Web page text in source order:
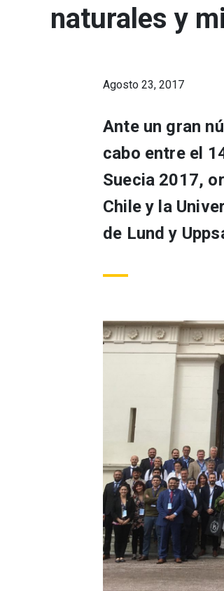
naturales y
Agosto 23, 2017
Ante un gran
cabo entre el
Suecia 2017,
Chile y la
de Lund y